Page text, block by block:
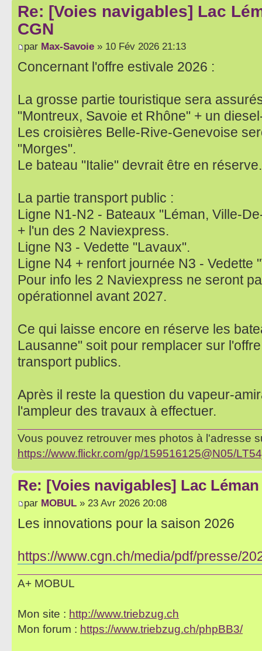
Re: [Voies navigables] Lac
CGN
par Max-Savoie » 10 Fév 2026 21:13
Concernant l'offre estivale 2026 :
La grosse partie touristique sera
"Montreux, Savoie et Rhône" + un
Les croisières Belle-Rive-Genevoise
"Morges".
Le bateau "Italie" devrait être en réserve.
La partie transport public :
Ligne N1-N2 - Bateaux "Léman, Ville-
+ l'un des 2 Naviexpress.
Ligne N3 - Vedette "Lavaux".
Ligne N4 + renfort journée N3 - Vedette
Pour info les 2 Naviexpress ne seront
opérationnel avant 2027.
Ce qui laisse encore en réserve les
Lausanne" soit pour remplacer sur
transport publics.
Après il reste la question du vapeur-
l'ampleur des travaux à effectuer.
Vous pouvez retrouver mes photos à l'adresse
https://www.flickr.com/gp/159516125@N05/
Re: [Voies navigables] Lac
par MOBUL » 23 Avr 2026 20:08
Les innovations pour la saison 2026
https://www.cgn.ch/media/pdf/presse/
A+ MOBUL
Mon site : http://www.triebzug.ch
Mon forum : https://www.triebzug.ch/phpBB3/